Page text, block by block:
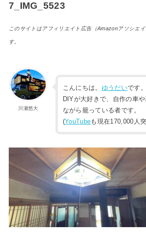
7_IMG_5523
このサイトはアフィリエイト広告（Amazonアソシエ
す。
川瀬悠大
こんにちは。 ゆうだいです。
DIYが大好きで、自作の車
ながら籠っている者です。
(YouTubeも現在170,000人突